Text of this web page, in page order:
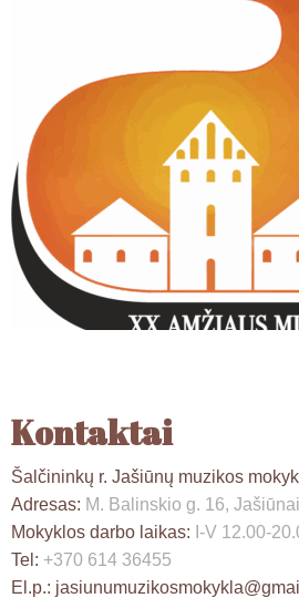
Kontaktai
Šalčininkų r. Jašiūnų muzikos
Adresas: M. Balinskio g. 16,
Mokyklos darbo laikas: I-V 12.00-
Tel: +370 614 36455
El.p.: